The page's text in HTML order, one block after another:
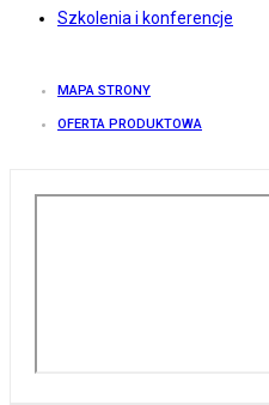
Szkolenia i konferencje
MAPA STRONY
OFERTA PRODUKTOWA